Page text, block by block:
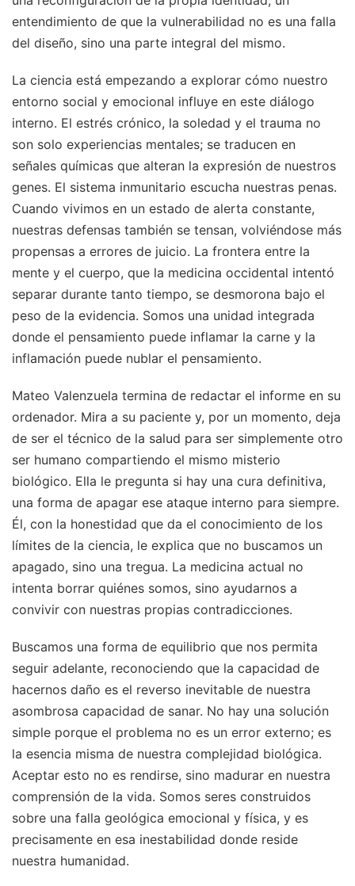
entendimiento de que la vulnerabilidad no es una falla
del diseño, sino una parte integral del mismo.
La ciencia está empezando a explorar cómo nuestro
entorno social y emocional influye en este diálogo
interno. El estrés crónico, la soledad y el trauma no
son solo experiencias mentales; se traducen en
señales químicas que alteran la expresión de nuestros
genes. El sistema inmunitario escucha nuestras penas.
Cuando vivimos en un estado de alerta constante,
nuestras defensas también se tensan, volviéndose más
propensas a errores de juicio. La frontera entre la
mente y el cuerpo, que la medicina occidental intentó
separar durante tanto tiempo, se desmorona bajo el
peso de la evidencia. Somos una unidad integrada
donde el pensamiento puede inflamar la carne y la
inflamación puede nublar el pensamiento.
Mateo Valenzuela termina de redactar el informe en su
ordenador. Mira a su paciente y, por un momento, deja
de ser el técnico de la salud para ser simplemente otro
ser humano compartiendo el mismo misterio
biológico. Ella le pregunta si hay una cura definitiva,
una forma de apagar ese ataque interno para siempre.
Él, con la honestidad que da el conocimiento de los
límites de la ciencia, le explica que no buscamos un
apagado, sino una tregua. La medicina actual no
intenta borrar quiénes somos, sino ayudarnos a
convivir con nuestras propias contradicciones.
Buscamos una forma de equilibrio que nos permita
seguir adelante, reconociendo que la capacidad de
hacernos daño es el reverso inevitable de nuestra
asombrosa capacidad de sanar. No hay una solución
simple porque el problema no es un error externo; es
la esencia misma de nuestra complejidad biológica.
Aceptar esto no es rendirse, sino madurar en nuestra
comprensión de la vida. Somos seres construidos
sobre una falla geológica emocional y física, y es
precisamente en esa inestabilidad donde reside
nuestra humanidad.